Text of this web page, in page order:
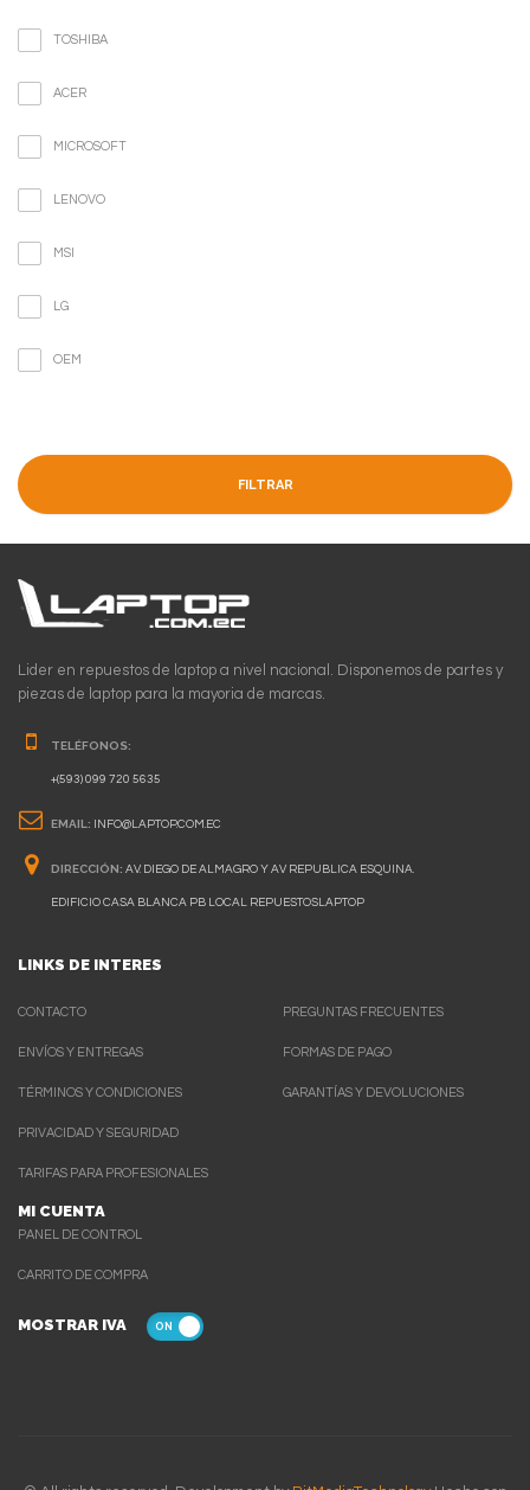
TOSHIBA
ACER
MICROSOFT
LENOVO
MSI
LG
OEM
FILTRAR
Lider en repuestos de laptop a nivel nacional. Disponemos de partes y
piezas de laptop para la mayoria de marcas.
TELÉFONOS:
+(593) 099 720 5635
EMAIL: INFO@LAPTOP.COM.EC
DIRECCIÓN: AV. DIEGO DE ALMAGRO Y AV REPUBLICA ESQUINA.
EDIFICIO CASA BLANCA PB LOCAL REPUESTOSLAPTOP
LINKS DE INTERES
CONTACTO
ENVÍOS Y ENTREGAS
TÉRMINOS Y CONDICIONES
PRIVACIDAD Y SEGURIDAD
TARIFAS PARA PROFESIONALES
MI CUENTA
PANEL DE CONTROL
CARRITO DE COMPRA
PREGUNTAS FRECUENTES
FORMAS DE PAGO
GARANTÍAS Y DEVOLUCIONES
MOSTRAR IVA